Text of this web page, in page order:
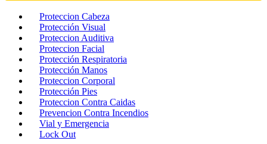
Proteccion Cabeza
Protección Visual
Proteccion Auditiva
Proteccion Facial
Protección Respiratoria
Protección Manos
Proteccion Corporal
Protección Pies
Proteccion Contra Caidas
Prevencion Contra Incendios
Vial y Emergencia
Lock Out